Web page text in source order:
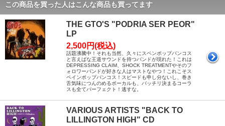
この商品を買った人はこんな商品も買ってます
THE GTO'S "PODRIA SER PEOR"
LP
2,500円(税込)
話題沸騰中！それも当然、久々にスペンポップパンコス
と言えばな王道サウンドを持つバンドが現れた！これは
DEPRESSING CLAIM、SHOCK TREATMENTやそのフ
ォロワーバンドが好きな人はマストなやつ！これこそス
ペインポップパンコス！スピードも申し分ないし、巻き
舌気味につんのめるボーカルも、バッチリ決まるコーラ
スも全てパーフェクト！逃すな。
VARIOUS ARTISTS "BACK TO
LILLINGTON HIGH" CD